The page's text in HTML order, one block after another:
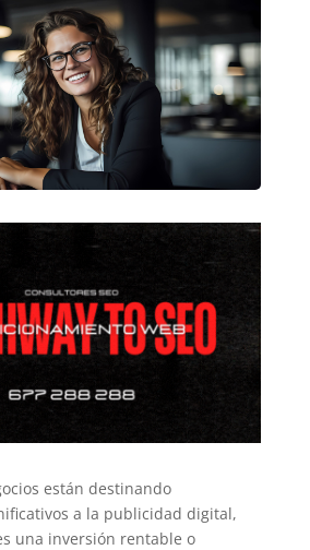
están destinando
a la publicidad digital,
una inversión rentable o